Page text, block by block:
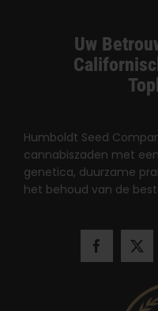
Uw
Humboldt Seed
cannabiszaden met
genetica, duurzame
het behoud van de